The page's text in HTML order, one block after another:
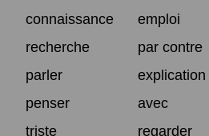
connaissance
emploi
recherche
par contre
parler
explication
penser
avec
triste
regarder